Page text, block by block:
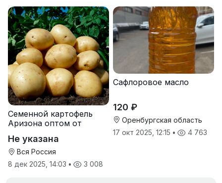
Семенной картофель
Аризона оптом от
Не указана
Вся Россия
8 дек 2025, 14:03 • 3 008
Сафлоровое масло
120 ₽
Оренбургская область
17 окт 2025, 12:15 • 4 763